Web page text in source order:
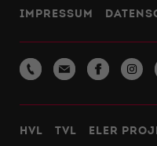
IMPRESSUM
HVL TVL ELER